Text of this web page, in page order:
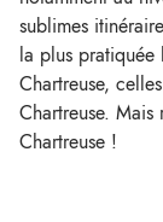
sublimes
la plus pratiquée
Chartreuse,
Chartreuse.
Chartreuse !